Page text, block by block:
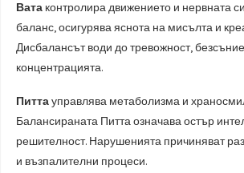
Вата контролира движението и нервната
баланс, осигурява яснота на мисълта и
Дисбалансът води до тревожност,
концентрацията.
Питтауправлява метаболизма и
Балансираната Питта означава остър
решителност. Нарушенията причиняват
и възпалителни процеси.